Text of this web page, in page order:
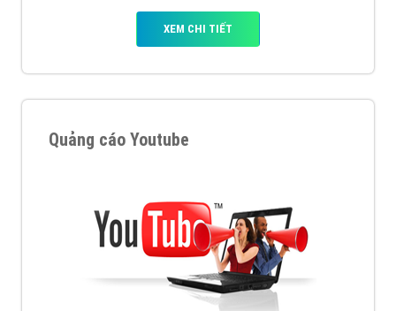
XEM CHI TIẾT
Quảng cáo Youtube